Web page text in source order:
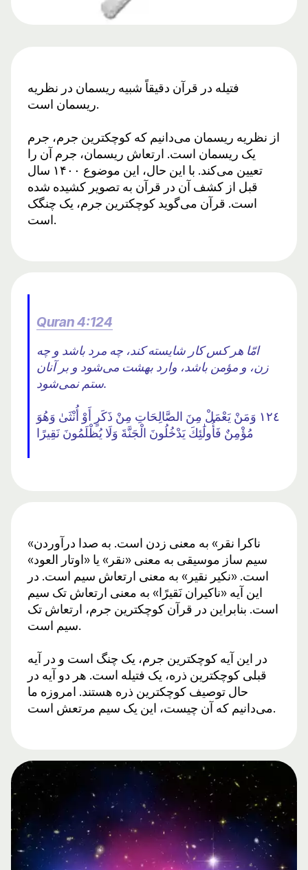
فتیله در قرآن دقیقاً شبیه ریسمان در نظریه
ریسمان است.
از نظریه ریسمان می‌دانیم که کوچکترین جرم، جرم
یک ریسمان است. ارتعاش ریسمان، جرم آن را
تعیین می‌کند. با این حال، این موضوع ۱۴۰۰ سال
قبل از کشف آن در قرآن به تصویر کشیده شده
است. قرآن می‌گوید کوچکترین جرم، یک چنگک
است.
Quran 4:124
امّا هر کس کار شایسته کند، چه مرد باشد و چه
زن، و مؤمن باشد، وارد بهشت ​​می‌شود و بر آنان
ستم نمی‌شود.
١٢٤ وَمَنْ يَعْمَلْ مِنَ الصَّالِحَاتِ مِنْ ذَكَرٍ أَوْ أُنْثَىٰ وَهُوَ
مُؤْمِنٌ فَأُولَٰئِكَ يَدْخُلُونَ الْجَنَّةَ وَلَا يُظْلَمُونَ نَقِيرًا
«ناکرا نقر» به معنی زدن است. به صدا درآوردن
سیم ساز موسیقی به معنی «نقر» یا «اوتار العود»
است. «نکیر نقیر» به معنی ارتعاش سیم است. در
این آیه «ناکیران نَقیرًا» به معنی ارتعاش تک سیم
است. بنابراین در قرآن کوچکترین جرم، ارتعاش تک
سیم است.
در این آیه کوچکترین جرم، یک چنگ است و در آیه
قبلی کوچکترین ذره، یک فتیله است. هر دو آیه در
حال توصیف کوچکترین ذره هستند. امروزه ما
می‌دانیم که آن چیست، این یک سیم مرتعش است.